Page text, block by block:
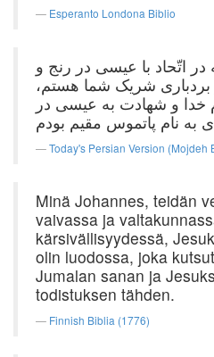
Esperanto Londona Biblio
در اتّحاد با عیسی در رنج و
بردباری شریک شما هستم،
خدا و شهادت به عیسی در
Today's Persian Version (Mojdeh
Minä Johannes, teidän
vaivassa ja
kärsivällisyydessä,
olin luodossa, joka
Jumalan sanan ja
todistuksen tähden.
Finnish Biblia (1776)